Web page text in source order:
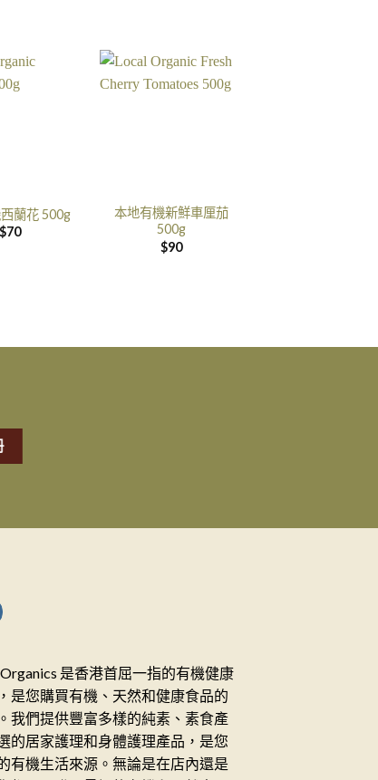
蘭花 500g
$70
本地有機新鮮車厘茄
500g
$90
是香港首屈一指的有機健康
是您購買有機、天然和健康食品的
我們提供豐富多樣的純素、素食產
的居家護理和身體護理產品，是您
有機生活來源。無論是在店內還是